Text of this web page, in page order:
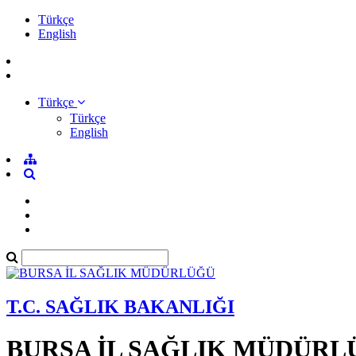
Türkçe
English
Türkçe
Türkçe
English
T.C. SAĞLIK BAKANLIĞI
BURSA İL SAĞLIK